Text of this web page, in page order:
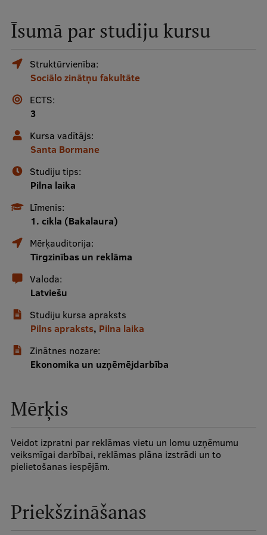
galvenā
izvēlne
Studiju iespējas
Pamatstudiju programmas
Maģistra studiju programmas
Rezidentūra
Uzņemšana
Par RSU
Studentu dzīve
Studiju norises vietas
Mūsu cilvēki
Struktūra
Identitāte
Aula
Īsumā par studiju kursu
Struktūrvienība:
Sociālo zinātņu fakultāte
ECTS:
3
Kursa vadītājs:
Santa Bormane
Studiju tips:
Pilna laika
Līmenis:
1. cikla (Bakalaura)
Mērķauditorija:
Tirgzinības un reklāma
Valoda:
Latviešu
Studiju kursa apraksts
Pilns apraksts, Pilna laika
Zinātnes nozare:
Ekonomika un uzņēmējdarbība
Mērķis
Veidot izpratni par reklāmas vietu un lomu uzņēmumu
veiksmīgai darbībai, reklāmas plāna izstrādi un to
pielietošanas iespējām.
Priekšzināšanas